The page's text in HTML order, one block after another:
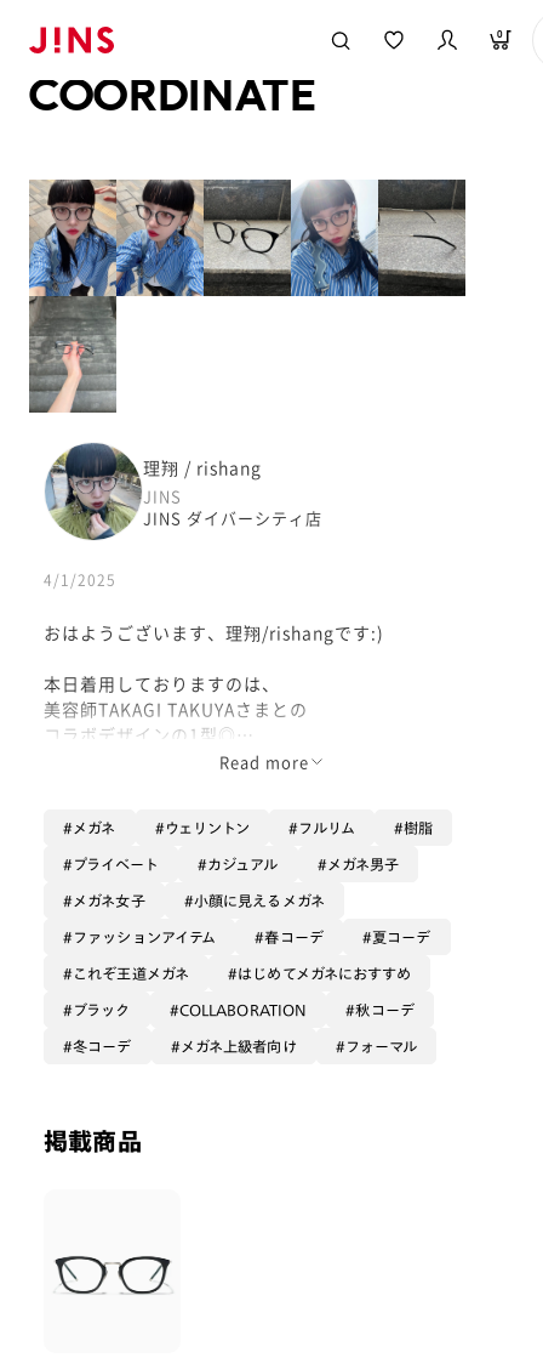
0
COORDINATE
理翔 / rishang
JINS
JINS ダイバーシティ店
4/1/2025
おはようございます、理翔/rishangです:)
本日着用しておりますのは、
美容師TAKAGI TAKUYAさまとの
コラボデザインの1型◎
『4つの髪型傾向との相性』を考えられた
メンズを中心に人気のシリーズですね☺︎
こちらの型は、
・目頭のちょっとした角と、
・目尻部分に少し持たせたボリューム感
これまでありそうでなかった
マットブラックを以前ご紹介したのですが
様に感じます。
Read more
メガネ ウェリントン フルリム 樹脂
プライベート カジュアル メガネ男子
メガネ女子 小顔に見えるメガネ
ファッションアイテム 春コーデ 夏コーデ
これぞ王道メガネ はじめてメガネにおすすめ
ブラック COLLABORATION 秋コーデ
冬コーデ メガネ上級者向け フォーマル
掲載商品